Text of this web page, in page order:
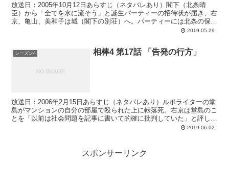
放送日：2005年10月12日あらすじ（ネタバレあり）閣下（北条晴
臣）から「全てを水に流そう」と誕生パーティーの招待状が届き、右
京、亀山、美和子は城（閣下の別荘）へ。パーティーには北条の保釈
取引に関わった小野田公顕と瀬戸内米蔵も招かれていた... 2019.05.29
シーズン4 相棒4 第17話 「告発の行方」
放送日：2006年2月15日あらすじ（ネタバレあり）ルポライターの堂
島がマンションの自分の部屋で殴られた上に転落死。右京は堂島のこ
とを「以前は社会問題を記事に書いて的確に批判していた」と評し、
2019.06.02
スポンサーリンク